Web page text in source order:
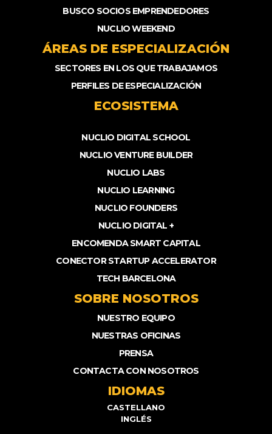
BUSCO SOCIOS EMPRENDEDORES
NUCLIO WEEKEND
ÁREAS DE ESPECIALIZACIÓN
SECTORES EN LOS QUE TRABAJAMOS
PERFILES DE ESPECIALIZACIÓN
ECOSISTEMA
NUCLIO DIGITAL SCHOOL
NUCLIO VENTURE BUILDER
NUCLIO LABS
NUCLIO LEARNING
NUCLIO FOUNDERS
NUCLIO DIGITAL +
ENCOMENDA SMART CAPITAL
CONECTOR STARTUP ACCELERATOR
TECH BARCELONA
SOBRE NOSOTROS
NUESTRO EQUIPO
NUESTRAS OFICINAS
PRENSA
CONTACTA CON NOSOTROS
IDIOMAS
CASTELLANO
INGLÉS